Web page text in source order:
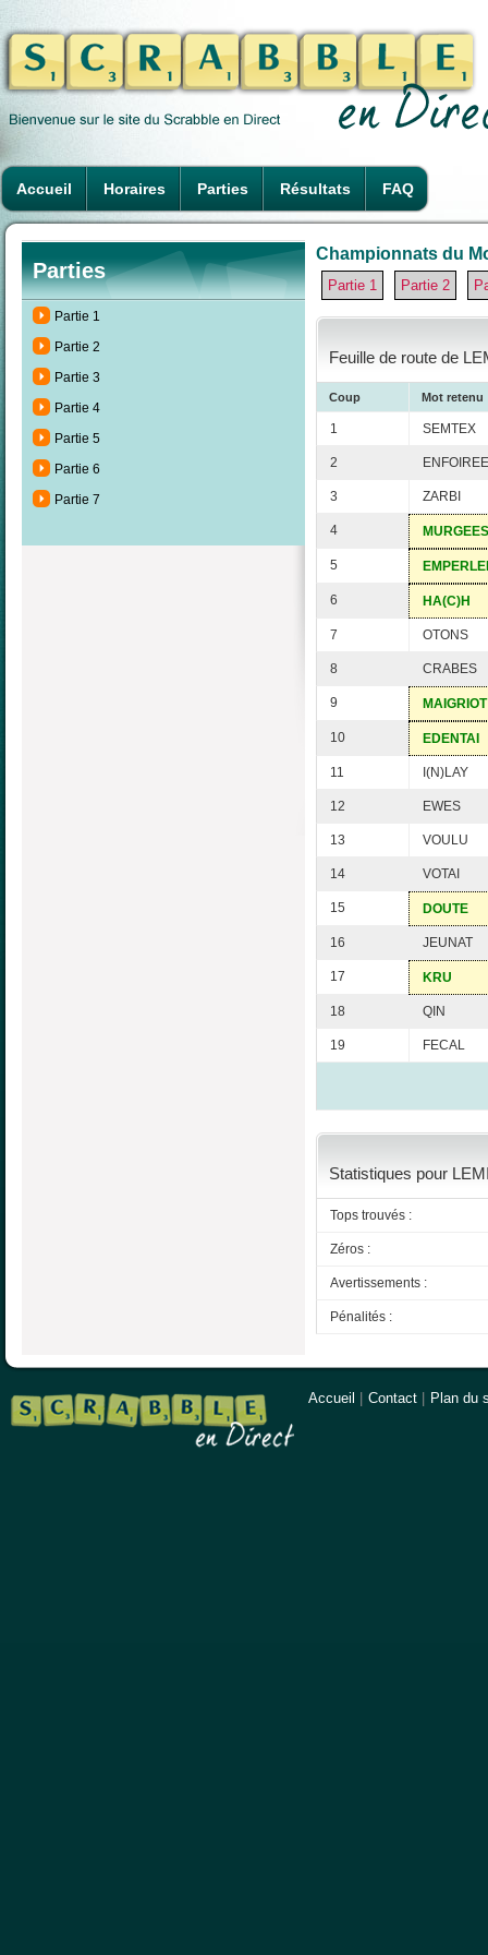
Accueil Horaires Parties Résultats FAQ
Parties
Partie 1
Partie 2
Partie 3
Partie 4
Partie 5
Partie 6
Partie 7
Championnats du
Partie 1 Partie 2
Feuille de route de
Coup Mot retenu
1 SEMTEX
2 ENFOIREE
3 ZARBI
4 MURGEES
5
6 HA(C)H
7 OTONS
8 CRABES
9 MAIGRIOT
10 EDENTAI
11 I(N)LAY
12 EWES
13 VOULU
14 VOTAI
15 DOUTE
16 JEUNAT
17 KRU
18 QIN
19 FECAL
Statistiques pour
Tops trouvés :
Zéros :
Avertissements :
Pénalités :
Accueil Contact Plan du